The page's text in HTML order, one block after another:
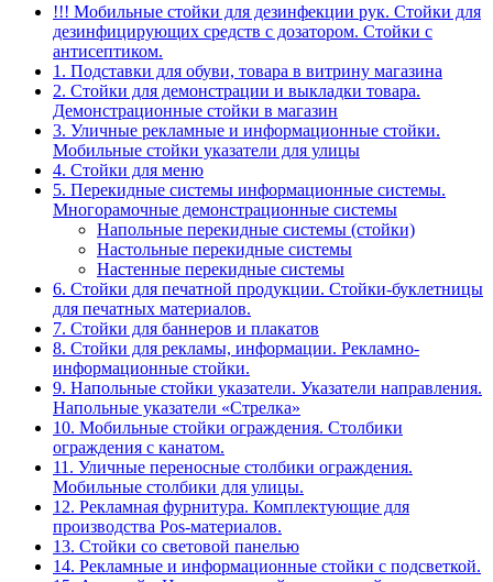
!!! Мобильные стойки для дезинфекции рук. Стойки для
дезинфицирующих средств с дозатором. Стойки с
антисептиком.
1. Подставки для обуви, товара в витрину магазина
2. Стойки для демонстрации и выкладки товара.
Демонстрационные стойки в магазин
3. Уличные рекламные и информационные стойки.
Мобильные стойки указатели для улицы
4. Стойки для меню
5. Перекидные системы информационные системы.
Многорамочные демонстрационные системы
Напольные перекидные системы (стойки)
Настольные перекидные системы
Настенные перекидные системы
6. Стойки для печатной продукции. Стойки-буклетницы
для печатных материалов.
7. Стойки для баннеров и плакатов
8. Стойки для рекламы, информации. Рекламно-
информационные стойки.
9. Напольные стойки указатели. Указатели направления.
Напольные указатели «Стрелка»
10. Мобильные стойки ограждения. Столбики
ограждения с канатом.
11. Уличные переносные столбики ограждения.
Мобильные столбики для улицы.
12. Рекламная фурнитура. Комплектующие для
производства Pos-материалов.
13. Стойки со световой панелью
14. Рекламные и информационные стойки с подсветкой.